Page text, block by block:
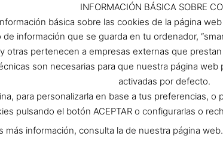
Política de privacidad
Política de protección de datos
Política de cookies
Condiciones de compra
INFORMACIÓN BÁSICA SOBRE
básica sobre las cookies de la página
información que se guarda en tu ordenador,
otras pertenecen a empresas externas que
son necesarias para que nuestra página
activadas por defecto.
para personalizarla en base a tus preferencias,
pulsando el botón ACEPTAR o configurarlas o
más información, consulta la de nuestra página web.